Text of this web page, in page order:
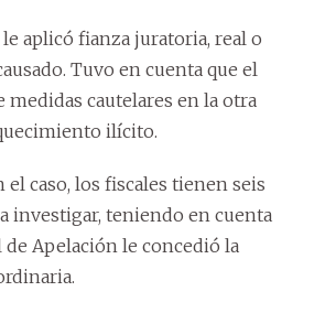
aplicó fianza juratoria, real o
Tuvo en cuenta que el
medidas cautelares en la otra
ilícito.
el caso, los fiscales tienen seis
investigar, teniendo en cuenta
Apelación le concedió la